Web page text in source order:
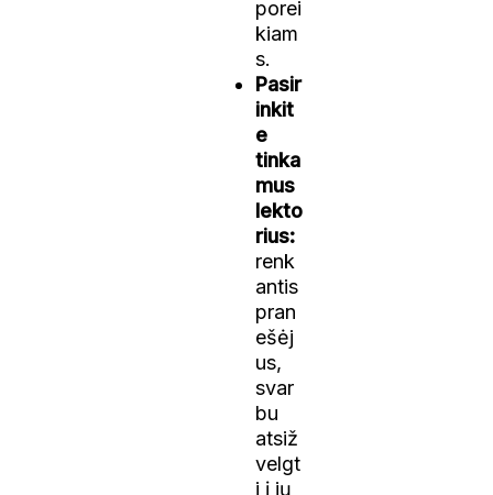
porei
kiam
s.
Pasir
inkit
e
tinka
mus
lekto
rius:
renk
antis
pran
ešėj
us,
svar
bu
atsiž
velgt
i į jų